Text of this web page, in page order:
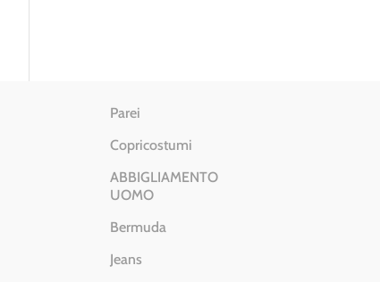
Parei
Copricostumi
ABBIGLIAMENTO
UOMO
Bermuda
Jeans